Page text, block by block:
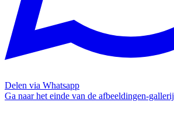
Delen via Whatsapp
Ga naar het einde van de afbeeldingen-gallerij